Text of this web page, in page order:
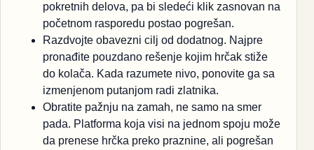
pokretnih delova, pa bi sledeći klik zasnovan na
početnom rasporedu postao pogrešan.
Razdvojte obavezni cilj od dodatnog. Najpre
pronađite pouzdano rešenje kojim hrčak stiže
do kolača. Kada razumete nivo, ponovite ga sa
izmenjenom putanjom radi zlatnika.
Obratite pažnju na zamah, ne samo na smer
pada. Platforma koja visi na jednom spoju može
da prenese hrčka preko praznine, ali pogrešan